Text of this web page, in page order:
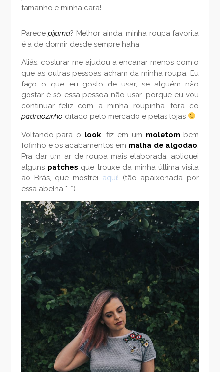
tamanho e minha cara!
Parecepijama? Melhor ainda, minha roupa favorita
é a de dormir desde sempre haha
Aliás, costurar me ajudou a encanar menos com o
que as outras pessoas acham da minha roupa. Eu
faço o que eu gosto de usar, se alguém não
gostar é só essa pessoa não usar, porque eu vou
continuar feliz com a minha roupinha, fora do
padrãozinho ditado pelo mercado e pelas lojas
Voltando para o look, fiz em um moletom bem
fofinho e os acabamentos em malha de algodão.
Pra dar um ar de roupa mais elaborada, apliquei
alguns patches que trouxe da minha última visita
ao Brás, que mostrei aqui! (tão apaixonada por
essa abelha *-*)